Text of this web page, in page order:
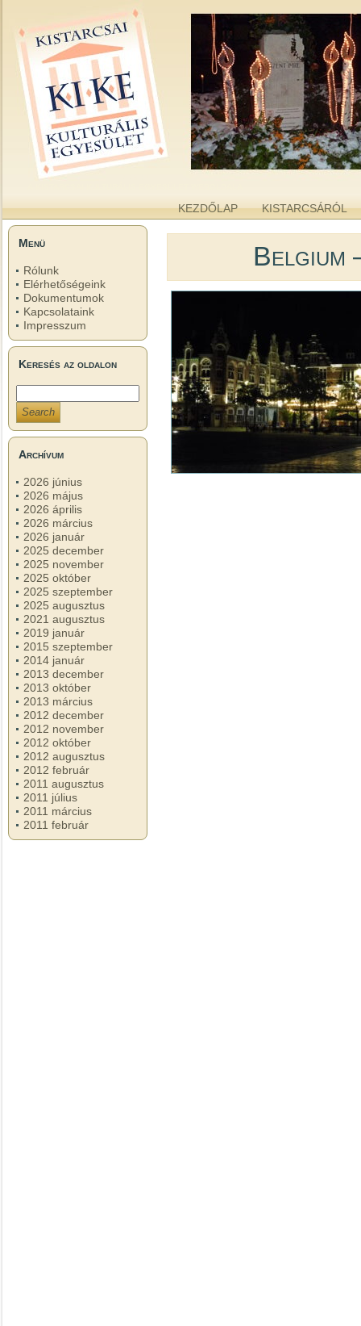
KEZDŐLAP KISTARCSÁRÓL
Menü
Rólunk
Elérhetőségeink
Dokumentumok
Kapcsolataink
Impresszum
Keresés az oldalon
Archívum
2026 június
2026 május
2026 április
2026 március
2026 január
2025 december
2025 november
2025 október
2025 szeptember
2025 augusztus
2021 augusztus
2019 január
2015 szeptember
2014 január
2013 december
2013 október
2013 március
2012 december
2012 november
2012 október
2012 augusztus
2012 február
2011 augusztus
2011 július
2011 március
2011 február
Belgium